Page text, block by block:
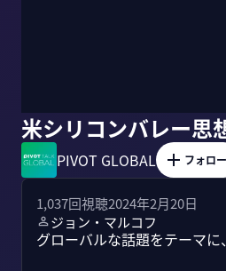
米シリコンバレー思
PIVOT GLOBAL フォロー
1,037回視聴2024年2月20日
ジョン・マルコフ
グローバルな話題をテーマに